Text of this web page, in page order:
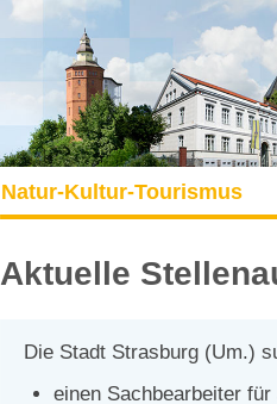
Natur-Kultur-Tourismus
Aktuelle
Die Stadt Strasburg (Um.)
einen Sachbearbeiter für